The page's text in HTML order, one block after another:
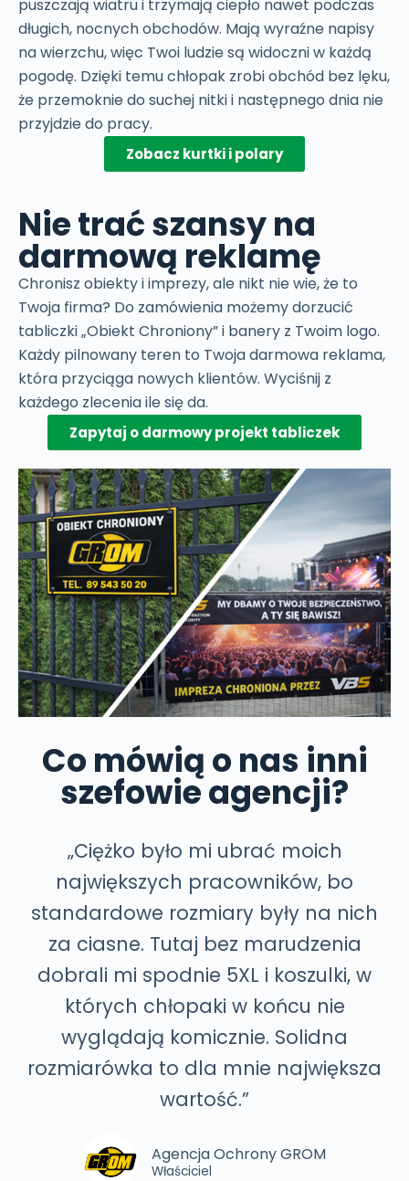
puszczają wiatru i trzymają ciepło nawet podczas
długich, nocnych obchodów. Mają wyraźne napisy
na wierzchu, więc Twoi ludzie są widoczni w każdą
pogodę. Dzięki temu chłopak zrobi obchód bez lęku,
że przemoknie do suchej nitki i następnego dnia nie
przyjdzie do pracy.
Zobacz kurtki i polary
Nie trać szansy na
darmową reklamę
Chronisz obiekty i imprezy, ale nikt nie wie, że to
Twoja firma? Do zamówienia możemy dorzucić
tabliczki „Obiekt Chroniony” i banery z Twoim logo.
Każdy pilnowany teren to Twoja darmowa reklama,
która przyciąga nowych klientów. Wyciśnij z
każdego zlecenia ile się da.
Zapytaj o darmowy projekt tabliczek
Co mówią o nas inni
szefowie agencji?
„Ciężko było mi ubrać moich
największych pracowników, bo
standardowe rozmiary były na nich
za ciasne. Tutaj bez marudzenia
dobrali mi spodnie 5XL i koszulki, w
których chłopaki w końcu nie
wyglądają komicznie. Solidna
rozmiarówka to dla mnie największa
wartość.”
Agencja Ochrony GROM
Właściciel